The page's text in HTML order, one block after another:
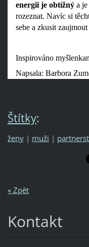
energii je obtížnýa je
rozeznat. Navíc si
sebe a zkusit
Inspirováno
Napsala: Barbora
Štítky:
ženy | muži |
« Zpět
Kontakt